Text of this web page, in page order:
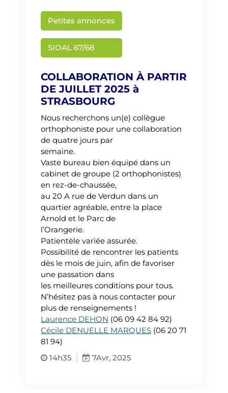
Petites annonces
SIOAL 67/68
COLLABORATION À PARTIR
DE JUILLET 2025 à
STRASBOURG
Nous recherchons un(e) collègue
orthophoniste pour une collaboration
de quatre jours par
semaine.
Vaste bureau bien équipé dans un
cabinet de groupe (2 orthophonistes)
en rez-de-chaussée,
au 20 A rue de Verdun dans un
quartier agréable, entre la place
Arnold et le Parc de
l’Orangerie.
Patientèle variée assurée.
Possibilité de rencontrer les patients
dès le mois de juin, afin de favoriser
une passation dans
les meilleures conditions pour tous.
N’hésitez pas à nous contacter pour
plus de renseignements !
Laurence DEHON (06 09 42 84 92)
Cécile DENUELLE MARQUES (06 20 71
81 94)
14h35
7Avr, 2025